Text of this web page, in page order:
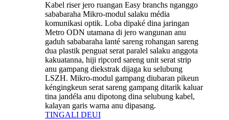
Kabel riser jero ruangan Easy branchs nganggo
sababaraha Mikro-modul salaku média
komunikasi optik. Loba dipaké dina jaringan
Metro ODN utamana di jero wangunan anu
gaduh sababaraha lanté sareng rohangan sareng
dua plastik penguat serat paralel salaku anggota
kakuatanna, hiji ripcord sareng unit serat strip
anu gampang diekstrak dijaga ku selubung
LSZH. Mikro-modul gampang diubaran pikeun
kéngingkeun serat sareng gampang ditarik kaluar
tina jandéla anu dipotong dina selubung kabel,
kalayan garis warna anu dipasang.
TINGALI DEUI